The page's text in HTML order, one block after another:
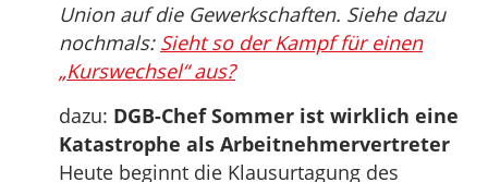
Union auf die Gewerkschaften. Siehe dazu
nochmals: Sieht so der Kampf für einen
„Kurswechsel“ aus?
dazu: DGB-Chef Sommer ist wirklich eine
Katastrophe als Arbeitnehmervertreter
Heute beginnt die Klausurtagung des